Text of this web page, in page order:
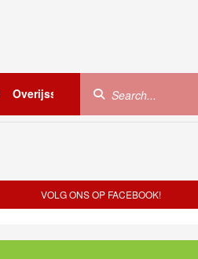
Overijssel Utrecht Zeeland
VOLG ONS OP FACEBOOK!